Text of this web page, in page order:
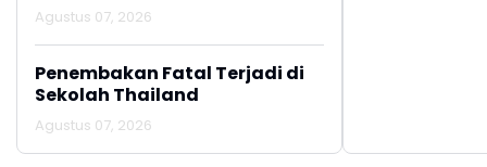
Agustus 07, 2026
Penembakan Fatal Terjadi di
Sekolah Thailand
Agustus 07, 2026